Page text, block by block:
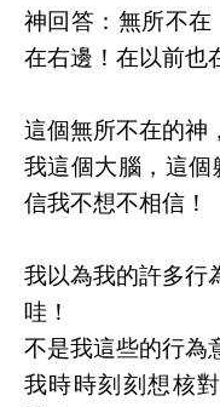
神回答：無所不
在右邊！在以前也
這個無所不在的神
我這個大腦，這個
信我不想不相信！
我以為我的許多行
哇！
不是我這些的行為
我時時刻刻想核